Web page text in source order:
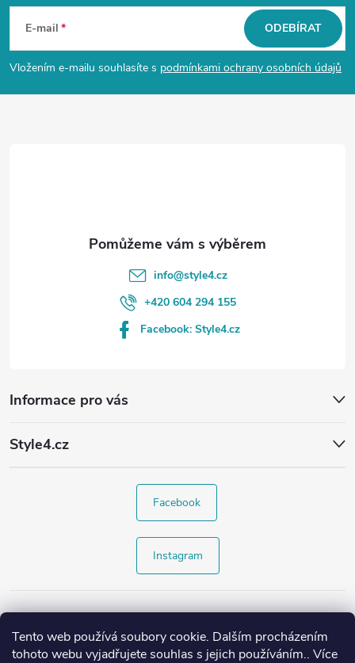
Tento web používá soubory cookie. Dalším procházením
tohoto webu vyjadřujete souhlas s jejich používáním.. Více
p
E-mail
Vložením e-mailu souhlasíte s podmínkami ochrany osobních údajů
ODEBÍRAT
Informace pro vás
Style4.cz
info@style4.cz
+420 604 294 155
Facebook: Style4.cz
Facebook
Instagram